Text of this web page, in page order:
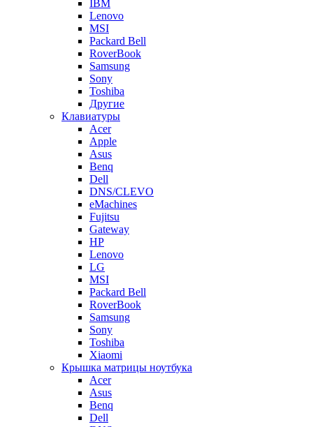
IBM
Lenovo
MSI
Packard Bell
RoverBook
Samsung
Sony
Toshiba
Другие
Клавиатуры
Acer
Apple
Asus
Benq
Dell
DNS/CLEVO
eMachines
Fujitsu
Gateway
HP
Lenovo
LG
MSI
Packard Bell
RoverBook
Samsung
Sony
Toshiba
Xiaomi
Крышка матрицы ноутбука
Acer
Asus
Benq
Dell